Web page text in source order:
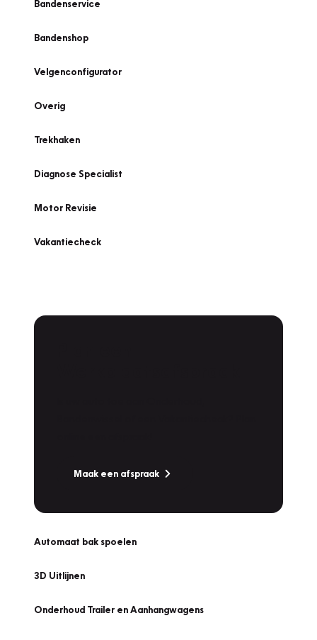
Bandenservice
Bandenshop
Velgenconfigurator
Overig
Trekhaken
Diagnose Specialist
Motor Revisie
Vakantiecheck
Maak een afspraak
Automaat bak spoelen
3D Uitlijnen
Onderhoud Trailer en Aanhangwagens